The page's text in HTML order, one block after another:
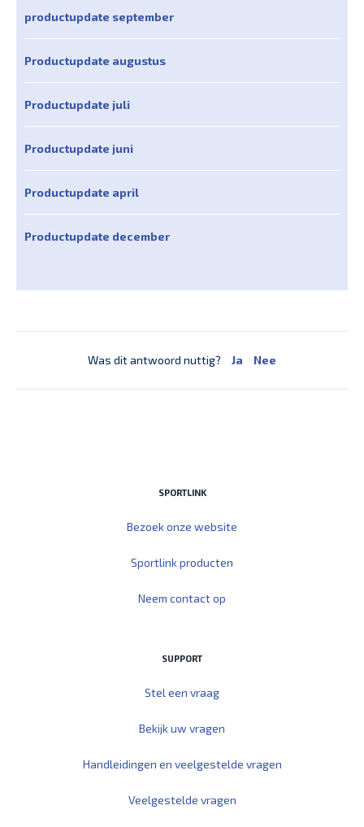
productupdate september
Productupdate augustus
Productupdate juli
Productupdate juni
Productupdate april
Productupdate december
Was dit antwoord nuttig? Ja Nee
SPORTLINK
Bezoek onze website
Sportlink producten
Neem contact op
SUPPORT
Stel een vraag
Bekijk uw vragen
Handleidingen en veelgestelde vragen
Veelgestelde vragen